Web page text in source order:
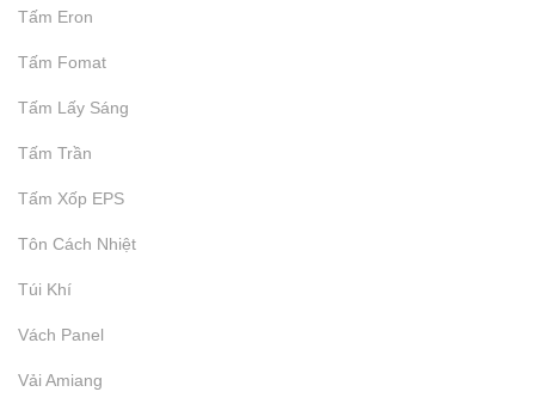
Tấm Eron
Tấm Fomat
Tấm Lấy Sáng
Tấm Trần
Tấm Xốp EPS
Tôn Cách Nhiệt
Túi Khí
Vách Panel
Vải Amiang